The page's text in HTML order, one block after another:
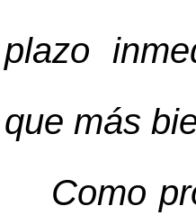
plazo
que más
Como